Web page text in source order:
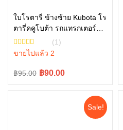
ใบโรตารี่ ข้างซ้าย Kubota โร
ตารี่คคูโบต้า รถแทรกเตอร์คู
โบต้า รุ่น L3608 L4018
W9516-54163
(1)
ขายไปแล้ว 2
฿95.00
Original฿90.00
Current
หยิบใส่ตะกร้า
Sale!